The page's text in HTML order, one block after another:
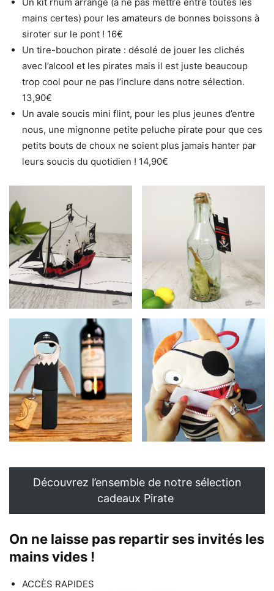
Un kit rhum arrangé (à ne pas mettre entre toutes les
mains certes) pour les amateurs de bonnes boissons à
siroter sur le pont ! 16€
Un tire-bouchon pirate : désolé de jouer les clichés
avec l’alcool et les pirates mais il est juste beaucoup
trop cool pour ne pas l’inclure dans notre sélection.
13,90€
Un avale soucis mini flint, pour les plus jeunes d’entre
nous, une mignonne petite peluche pirate pour que ces
petits bouts de choux ne soient plus jamais hanter par
leurs soucis du quotidien ! 14,90€
Découvrez l’ensemble de notre sélection
cadeaux Pirate
On ne laisse pas repartir ses invités les
mains vides !
ACCÈS RAPIDES